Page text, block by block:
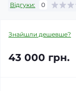
Відгуки: 0
Знайшли дешевше?
43 000 грн.